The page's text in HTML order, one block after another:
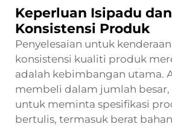
Keperluan Isipadu dan
Konsistensi Produk
Penyelesaian untuk
konsistensi kualiti produk
adalah kebimbangan utama.
membeli dalam jumlah
untuk meminta spesifikasi
bertulis, termasuk berat